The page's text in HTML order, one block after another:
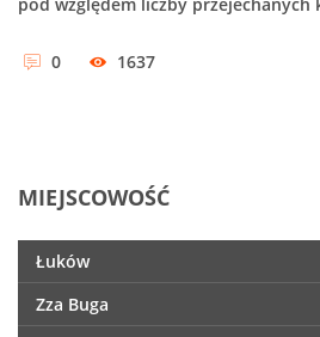
0 1637
MIEJSCOWOŚĆ
Łuków
Zza Buga